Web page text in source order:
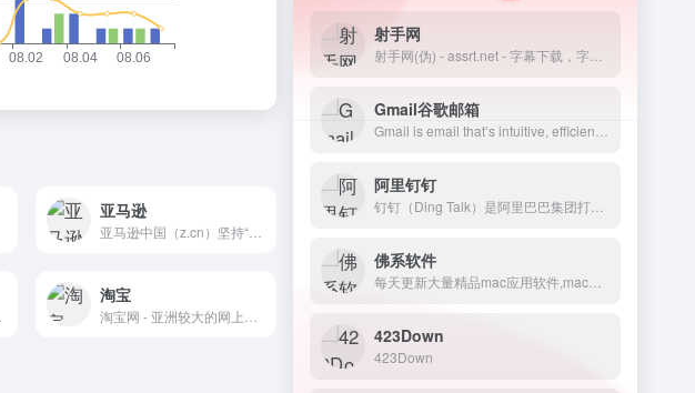
亚马逊
淘宝
射手网
Gmail谷歌邮箱
阿里钉钉
佛系软件
423Down
423Down